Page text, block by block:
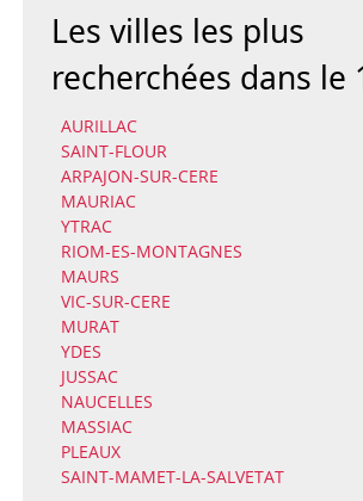
Les villes les plus
recherchées dans le
AURILLAC
SAINT-FLOUR
ARPAJON-SUR-CERE
MAURIAC
YTRAC
RIOM-ES-MONTAGNES
MAURS
VIC-SUR-CERE
MURAT
YDES
JUSSAC
NAUCELLES
MASSIAC
PLEAUX
SAINT-MAMET-LA-SALVETAT